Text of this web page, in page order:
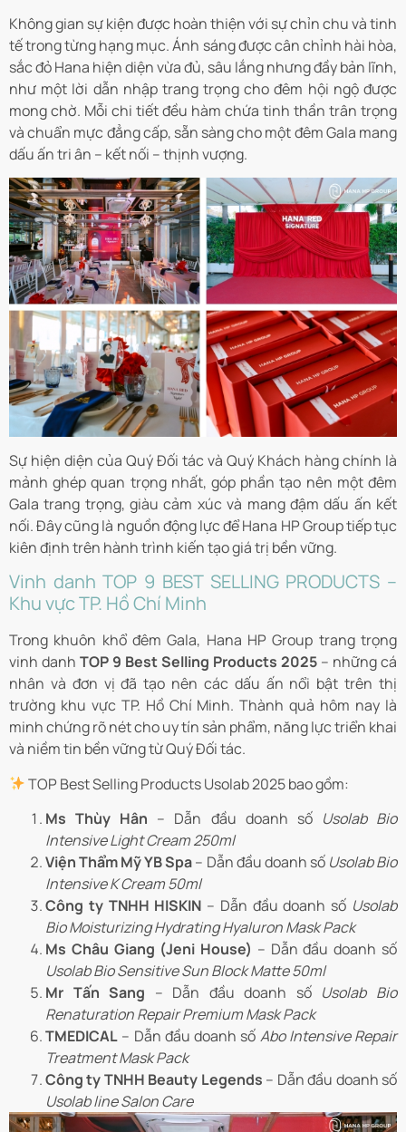
Không gian sự kiện được hoàn thiện với sự chỉn chu và tinh
tế trong từng hạng mục. Ánh sáng được cân chỉnh hài hòa,
sắc đỏ Hana hiện diện vừa đủ, sâu lắng nhưng đầy bản lĩnh,
như một lời dẫn nhập trang trọng cho đêm hội ngộ được
mong chờ. Mỗi chi tiết đều hàm chứa tinh thần trân trọng
và chuẩn mực đẳng cấp, sẵn sàng cho một đêm Gala mang
dấu ấn tri ân – kết nối – thịnh vượng.
Sự hiện diện của Quý Đối tác và Quý Khách hàng chính là
mảnh ghép quan trọng nhất, góp phần tạo nên một đêm
Gala trang trọng, giàu cảm xúc và mang đậm dấu ấn kết
nối. Đây cũng là nguồn động lực để Hana HP Group tiếp tục
kiên định trên hành trình kiến tạo giá trị bền vững.
Vinh danh TOP 9 BEST SELLING PRODUCTS –
Khu vực TP. Hồ Chí Minh
Trong khuôn khổ đêm Gala, Hana HP Group trang trọng
vinh danh TOP 9 Best Selling Products 2025 – những cá
nhân và đơn vị đã tạo nên các dấu ấn nổi bật trên thị
trường khu vực TP. Hồ Chí Minh. Thành quả hôm nay là
minh chứng rõ nét cho uy tín sản phẩm, năng lực triển khai
và niềm tin bền vững từ Quý Đối tác.
TOP Best Selling Products Usolab 2025 bao gồm:
Ms Thùy Hân – Dẫn đầu doanh số Usolab Bio
Intensive Light Cream 250ml
Viện Thẩm Mỹ YB Spa– Dẫn đầu doanh số Usolab Bio
Intensive K Cream 50ml
Công ty TNHH HISKIN – Dẫn đầu doanh số Usolab
Bio Moisturizing Hydrating Hyaluron Mask Pack
Ms Châu Giang (Jeni House) – Dẫn đầu doanh số
Usolab Bio Sensitive Sun Block Matte 50ml
Mr Tấn Sang – Dẫn đầu doanh số Usolab Bio
Renaturation Repair Premium Mask Pack
TMEDICAL – Dẫn đầu doanh số Abo Intensive Repair
Treatment Mask Pack
Công ty TNHH Beauty Legends – Dẫn đầu doanh số
Usolab line Salon Care